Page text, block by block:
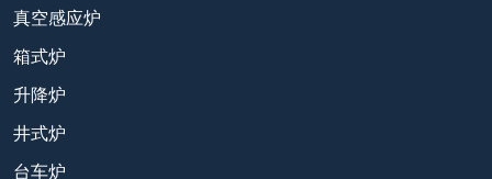
真空感应炉
箱式炉
升降炉
井式炉
台车炉